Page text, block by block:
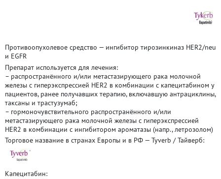
Противоопухолевое средство — ингибитор тирозинкиназ HER2/neu
и EGFR
Препарат используется для лечения:
– распространённого и/или метастазирующего рака молочной
железы с гиперэкспрессией HER2 в комбинации с капецитабином у
пациентов, ранее получавших терапию, включавшую антрациклины,
таксаны и трастузумаб;
– гормоночувствительного распространённого и/или
метастазирующего рака молочной железы с гиперэкспрессией
HER2 в комбинации с ингибитором ароматазы (напр., летрозолом)
Торговое название в странах Европы и в РФ — Tyverb / Тайверб:
Капецитабин: